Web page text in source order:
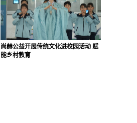
尚赫公益开展传统文化进校园活动 赋
能乡村教育